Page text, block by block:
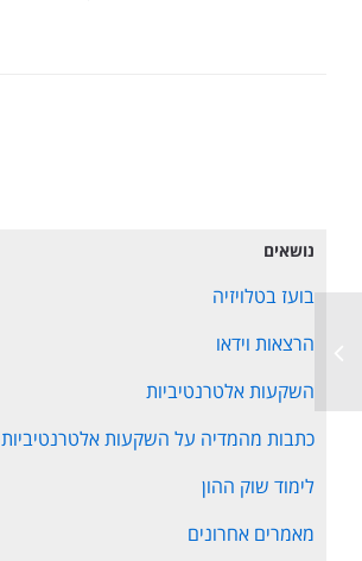
נושאים
בועז בטלויזיה
הרצאות וידאו
השקעות אלטרנטיביות
כתבות מהמדיה על השקעות אלטרנטיביות
לימוד שוק ההון
מאמרים אחרונים